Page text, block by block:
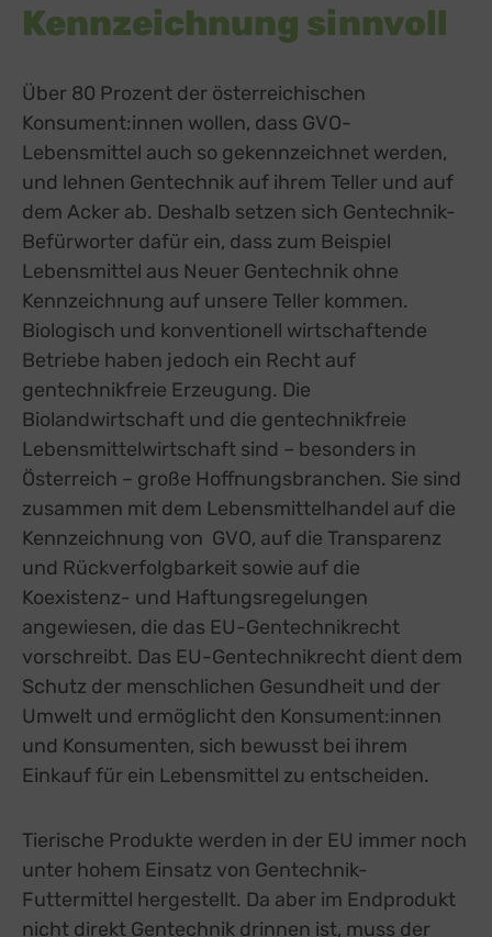
Kennzeichnung sinnvoll
Über 80 Prozent der österreichischen
Konsument:innen wollen, dass GVO-
Lebensmittel auch so gekennzeichnet werden,
und lehnen Gentechnik auf ihrem Teller und auf
dem Acker ab. Deshalb setzen sich Gentechnik-
Befürworter dafür ein, dass zum Beispiel
Lebensmittel aus Neuer Gentechnik ohne
Kennzeichnung auf unsere Teller kommen.
Biologisch und konventionell wirtschaftende
Betriebe haben jedoch ein Recht auf
gentechnikfreie Erzeugung. Die
Biolandwirtschaft und die gentechnikfreie
Lebensmittelwirtschaft sind – besonders in
Österreich – große Hoffnungsbranchen. Sie sind
zusammen mit dem Lebensmittelhandel auf die
Kennzeichnung von GVO, auf die Transparenz
und Rückverfolgbarkeit sowie auf die
Koexistenz- und Haftungsregelungen
angewiesen, die das EU-Gentechnikrecht
vorschreibt. Das EU-Gentechnikrecht dient dem
Schutz der menschlichen Gesundheit und der
Umwelt und ermöglicht den Konsument:innen
und Konsumenten, sich bewusst bei ihrem
Einkauf für ein Lebensmittel zu entscheiden.
Tierische Produkte werden in der EU immer noch
unter hohem Einsatz von Gentechnik-
Futtermittel hergestellt. Da aber im Endprodukt
nicht direkt Gentechnik drinnen ist, muss der